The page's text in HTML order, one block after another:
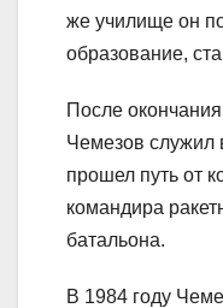
же училище он
образование,
После
Чемезов
прошел путь от
командира
батальона.
В 1984 году